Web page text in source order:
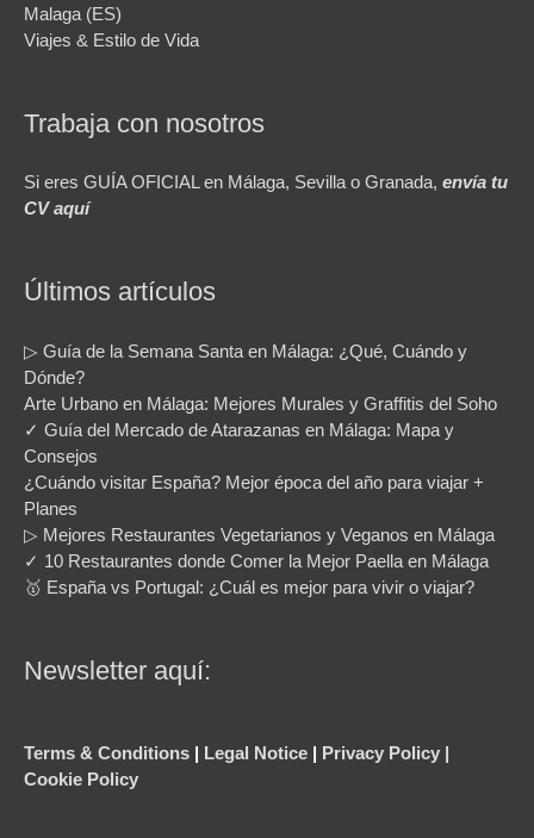
Malaga (ES)
Viajes & Estilo de Vida
Trabaja con nosotros
Si eres GUÍA OFICIAL en Málaga, Sevilla o Granada, envía tu
CV aquí
Últimos artículos
▷ Guía de la Semana Santa en Málaga: ¿Qué, Cuándo y
Dónde?
Arte Urbano en Málaga: Mejores Murales y Graffitis del Soho
✓ Guía del Mercado de Atarazanas en Málaga: Mapa y
Consejos
¿Cuándo visitar España? Mejor época del año para viajar +
Planes
▷ Mejores Restaurantes Vegetarianos y Veganos en Málaga
✓ 10 Restaurantes donde Comer la Mejor Paella en Málaga
🥇 España vs Portugal: ¿Cuál es mejor para vivir o viajar?
Newsletter aquí:
Terms & Conditions | Legal Notice | Privacy Policy |
Cookie Policy